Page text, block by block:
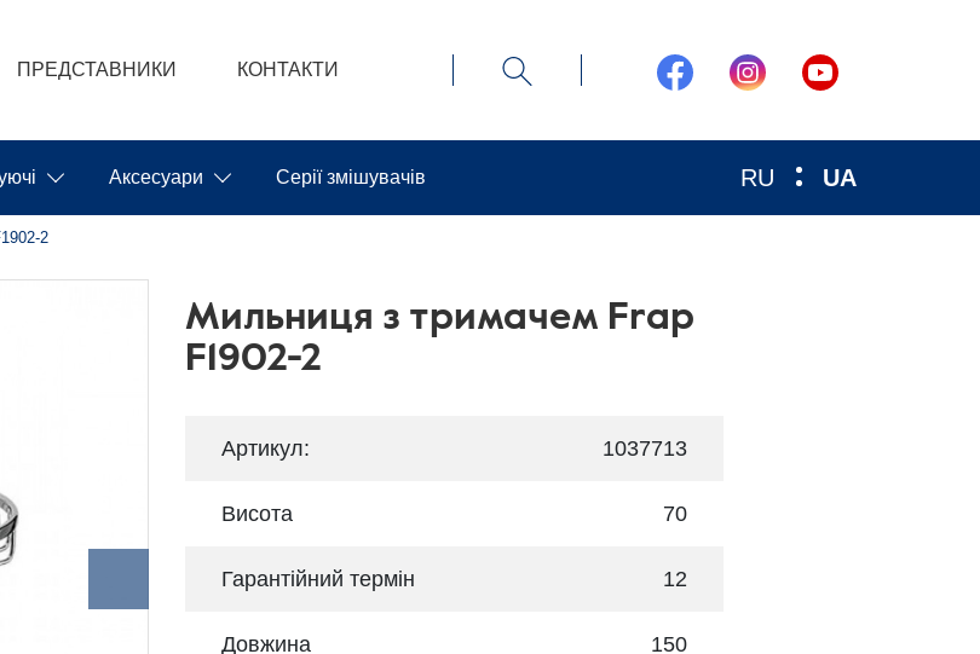
ПРЕДСТАВНИКИ КОНТАКТИ
RU UA
Аксесуари Серії змішувачів
2
Мильниця з тримачем Frap
F1902-2
Артикул: 1037713
Висота 70
Гарантійний термін 12
Довжина 150